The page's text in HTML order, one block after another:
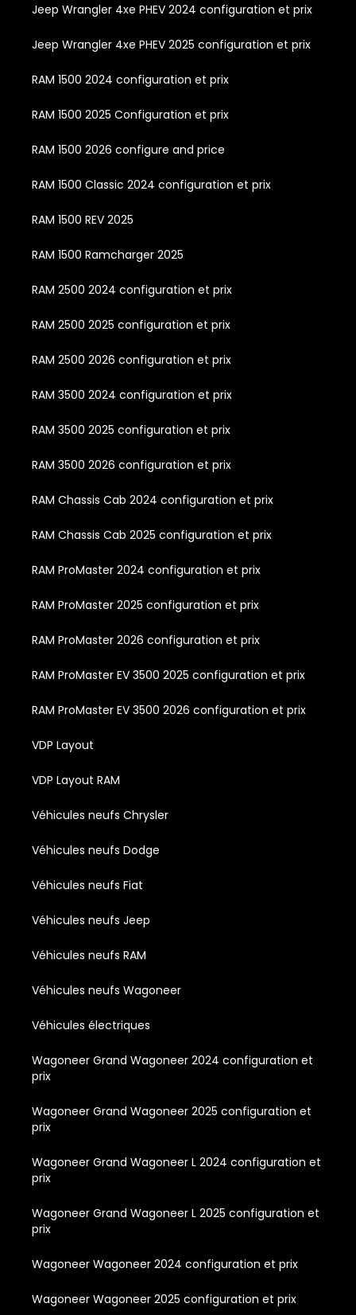
Jeep Wrangler 4xe PHEV 2024 configuration et prix
Jeep Wrangler 4xe PHEV 2025 configuration et prix
RAM 1500 2024 configuration et prix
RAM 1500 2025 Configuration et prix
RAM 1500 2026 configure and price
RAM 1500 Classic 2024 configuration et prix
RAM 1500 REV 2025
RAM 1500 Ramcharger 2025
RAM 2500 2024 configuration et prix
RAM 2500 2025 configuration et prix
RAM 2500 2026 configuration et prix
RAM 3500 2024 configuration et prix
RAM 3500 2025 configuration et prix
RAM 3500 2026 configuration et prix
RAM Chassis Cab 2024 configuration et prix
RAM Chassis Cab 2025 configuration et prix
RAM ProMaster 2024 configuration et prix
RAM ProMaster 2025 configuration et prix
RAM ProMaster 2026 configuration et prix
RAM ProMaster EV 3500 2025 configuration et prix
RAM ProMaster EV 3500 2026 configuration et prix
VDP Layout
VDP Layout RAM
Véhicules neufs Chrysler
Véhicules neufs Dodge
Véhicules neufs Fiat
Véhicules neufs Jeep
Véhicules neufs RAM
Véhicules neufs Wagoneer
Véhicules électriques
Wagoneer Grand Wagoneer 2024 configuration et
prix
Wagoneer Grand Wagoneer 2025 configuration et
prix
Wagoneer Grand Wagoneer L 2024 configuration et
prix
Wagoneer Grand Wagoneer L 2025 configuration et
prix
Wagoneer Wagoneer 2024 configuration et prix
Wagoneer Wagoneer 2025 configuration et prix